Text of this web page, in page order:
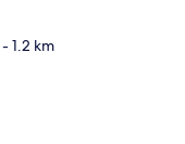
- 1.2 km